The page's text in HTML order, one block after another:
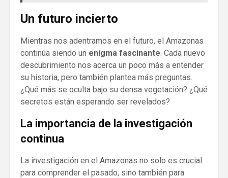
Un futuro incierto
Mientras nos adentramos en el futuro, el Amazonas
continúa siendo un enigma fascinante . Cada nuevo
descubrimiento nos acerca un poco más a entender
su historia, pero también plantea más preguntas.
¿Qué más se oculta bajo su densa vegetación? ¿Qué
secretos están esperando ser revelados?
La importancia de la investigación
continua
La investigación en el Amazonas no solo es crucial
para comprender el pasado, sino también para